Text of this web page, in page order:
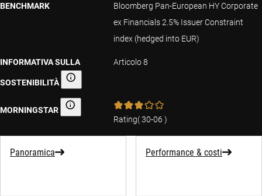
BENCHMARK
Bloomberg Pan-European HY Corporate
ex Financials 2.5% Issuer Constraint
index (hedged into EUR)
INFORMATIVA SULLA
SOSTENIBILITÀ Informativa sulla sostenibilità
Articolo 8
MORNINGSTAR Morningstar
Rating(30-06 )
Panoramica Performance & costi